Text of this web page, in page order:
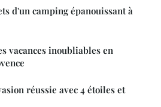
d'un camping épanouissant à
vacances inoubliables en
réussie avec 4 étoiles et